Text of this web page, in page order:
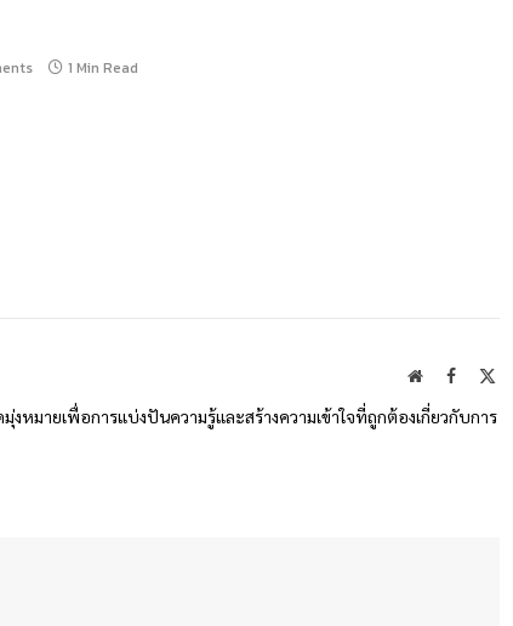
1 Min Read
WebsiteFacebook
งหมายเพื่อการแบ่งปันความรู้และสร้างความเข้าใจที่ถูกต้องเกี่ยวกับการ